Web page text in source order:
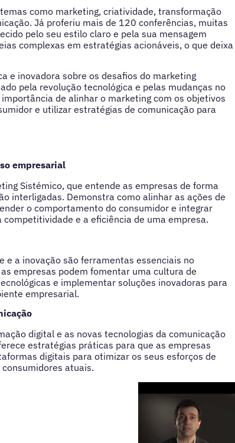
como marketing, criatividade, transformação
Já proferiu mais de 120 conferências, muitas
pelo seu estilo claro e pela sua mensagem
complexas em estratégias acionáveis, o que deixa
e inovadora sobre os desafios do marketing
pela revolução tecnológica e pelas mudanças no
de alinhar o marketing com os objetivos
e utilizar estratégias de comunicação para
empresarial
Sistémico, que entende as empresas de forma
interligadas. Demonstra como alinhar as ações de
o comportamento do consumidor e integrar
e a eficiência de uma empresa.
e a inovação são ferramentas essenciais no
empresas podem fomentar uma cultura de
e implementar soluções inovadoras para
empresarial.
digital e as novas tecnologias da comunicação
estratégias práticas para que as empresas
digitais para otimizar os seus esforços de
atuais.